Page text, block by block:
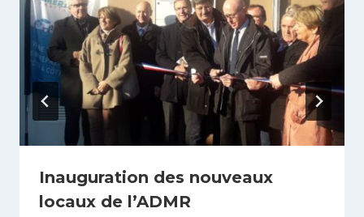
Inauguration des nouveaux
locaux de l’ADMR